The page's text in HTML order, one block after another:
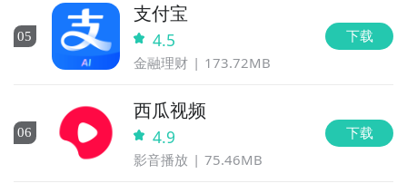
05
支付宝
4.5
金融理财 173.72MB
下载
06
西瓜视频
4.9
影音播放 75.46MB
下载